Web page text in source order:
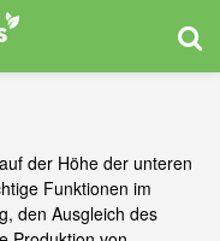
der Höhe der unteren
Funktionen im
den Ausgleich des